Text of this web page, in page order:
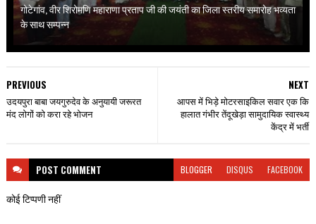
गोटेगांव, वीर शिरोमणि महाराणा प्रताप जी की जयंती का जिला स्तरीय समारोह भव्यता
के साथ सम्पन्न
NEXT
आपस में भिड़े मोटरसाइकिल सवार एक कि
हालात गंभीर तेंदूखेड़ा सामुदायिक स्वास्थ्य
केंद्र में भर्ती
PREVIOUS
उदयपुरा बाबा जयगुरुदेव के अनुयायी जरूरत
मंद लोगों को करा रहे भोजन
POST COMMENT BLOGGER DISQUS FACEBOOK
कोई टिप्पणी नहीं